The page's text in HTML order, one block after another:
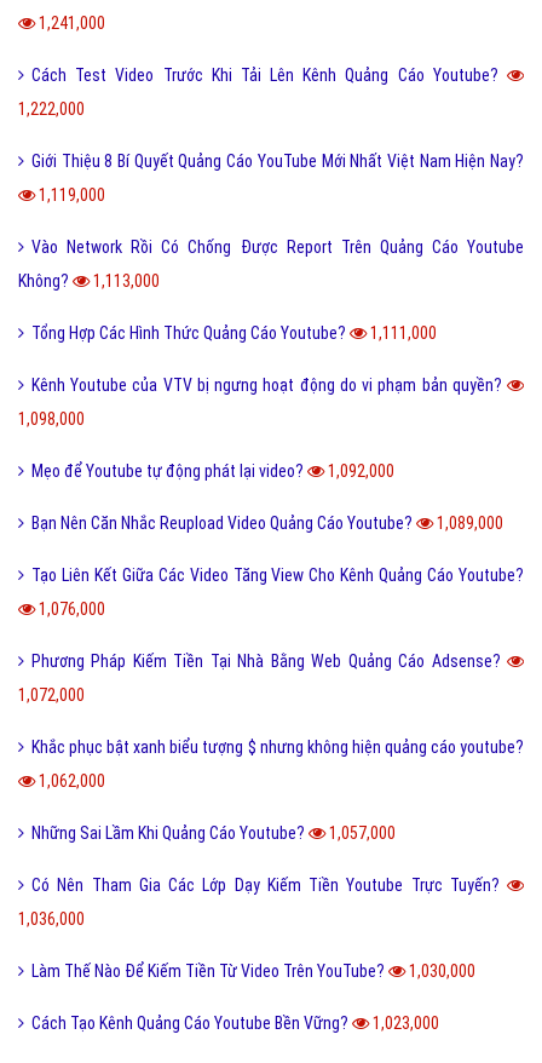
1,241,000
Cách Test Video Trước Khi Tải Lên Kênh Quảng Cáo Youtube?
1,222,000
Giới Thiệu 8 Bí Quyết Quảng Cáo YouTube Mới Nhất Việt Nam Hiện Nay?
1,119,000
Vào Network Rồi Có Chống Được Report Trên Quảng Cáo Youtube
Không?
1,113,000
Tổng Hợp Các Hình Thức Quảng Cáo Youtube? 1,111,000
Kênh Youtube của VTV bị ngưng hoạt động do vi phạm bản quyền?
1,098,000
Mẹo để Youtube tự động phát lại video? 1,092,000
Bạn Nên Căn Nhắc Reupload Video Quảng Cáo Youtube? 1,089,000
Tạo Liên Kết Giữa Các Video Tăng View Cho Kênh Quảng Cáo Youtube?
1,076,000
Phương Pháp Kiếm Tiền Tại Nhà Bằng Web Quảng Cáo Adsense?
1,072,000
Khắc phục bật xanh biểu tượng $ nhưng không hiện quảng cáo youtube?
1,062,000
Những Sai Lầm Khi Quảng Cáo Youtube? 1,057,000
Có Nên Tham Gia Các Lớp Dạy Kiếm Tiền Youtube Trực Tuyến?
1,036,000
Làm Thế Nào Để Kiếm Tiền Từ Video Trên YouTube? 1,030,000
Cách Tạo Kênh Quảng Cáo Youtube Bền Vững? 1,023,000